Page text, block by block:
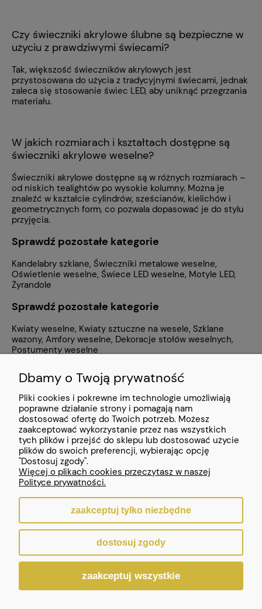
Czy świeczniki akrylowe ślubne są bezpieczne w
użyciu z prawdziwymi świecami?
Tak, większość świeczników akrylowych jest
przystosowana do użycia z tradycyjnymi świecami, jednak
zaleca się stosowanie świec LED, aby uniknąć przegrzania
materiału.
W jakich rozmiarach i kształtach dostępne są
świeczniki akrylowe weselne?
Świeczniki akrylowe dostępne są w różnych rozmiarach –
od niskich tealightów po wysokie kolumny. Można je
znaleźć w kształcie cylindrów, sześcianów, kielichów i
geometrycznych form, co pozwala dopasować je do stylu
przyjęcia.
Sprawdź pozostałe kategorie
Kandelabry szklane, Świeczniki metalowe weselne,
Oświetlenie weselne, Świece LED weselne, Motyle LED,
Żyrandole
Sprawdź pozostałe kategorie
Kwiaty weselne, Kwiaty sztuczne na wesele, Szklane
wazony, Amfory weselne, Dekoracje stołów weselnych,
Postumenty weselne
POMOC
MOJE KONTO
INFORMACJE
Sklep internetowy Shoper.pl
Dbamy o Twoją prywatność
Pliki cookies i pokrewne im technologie umożliwiają
poprawne działanie strony i pomagają nam
dostosować ofertę do Twoich potrzeb. Możesz
zaakceptować wykorzystanie przez nas wszystkich
tych plików i przejść do sklepu lub dostosować użycie
plików do swoich preferencji, wybierając opcję
"Dostosuj zgody".
Więcej o plikach cookies przeczytasz w naszej
Polityce prywatności.
zaakceptuj tylko niezbędne
dostosuj zgody
zaakceptuj wszystkie